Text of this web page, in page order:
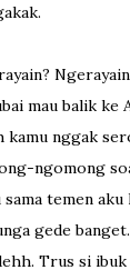
mau balik ke
kamu nggak
ngomong
temen
gede
Trus si